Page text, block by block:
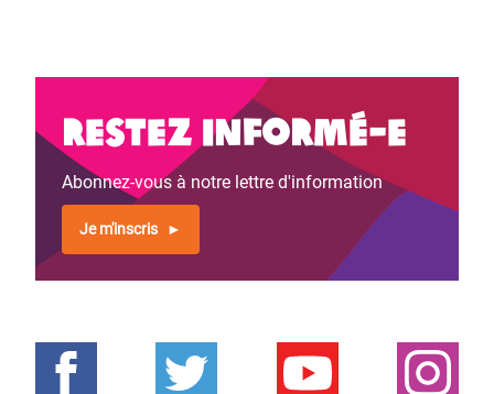
Restez informé-e
Abonnez-vous à notre lettre d'information
Je m'inscris